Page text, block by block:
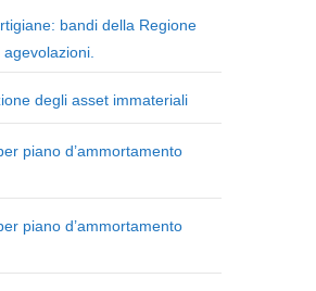
bandi della Regione
degli asset immateriali
piano d’ammortamento
piano d’ammortamento